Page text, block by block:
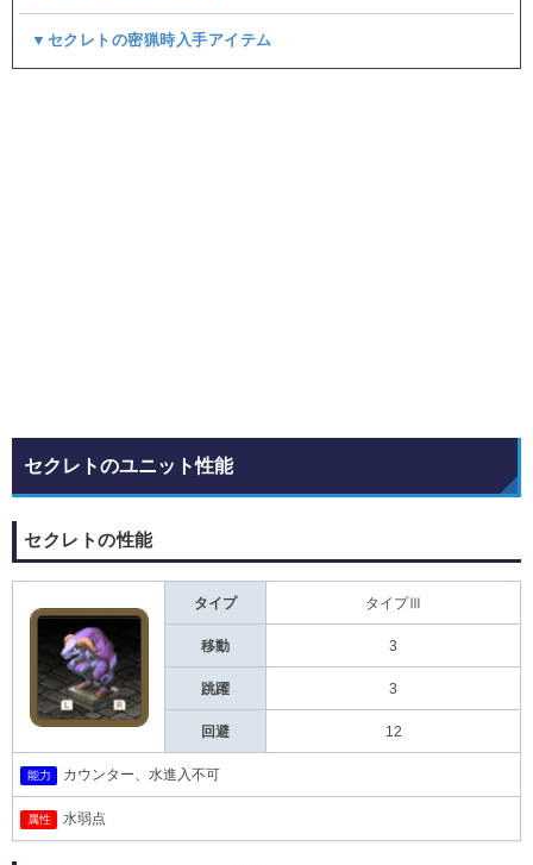
▼セクレトの密猟時入手アイテム
セクレトのユニット性能
セクレトの性能
タイプ タイプⅢ
移動 3
跳躍 3
回避 12
能力 カウンター、水進入不可
属性 水弱点